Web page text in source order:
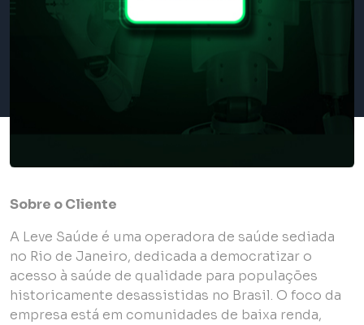
Sobre o Cliente
A Leve Saúde é uma operadora de saúde sediada
no Rio de Janeiro, dedicada a democratizar o
acesso à saúde de qualidade para populações
historicamente desassistidas no Brasil. O foco da
empresa está em comunidades de baixa renda,